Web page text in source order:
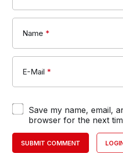
Name *
E-Mail *
Save my name, email,
browser for the next
SUBMIT COMMENT